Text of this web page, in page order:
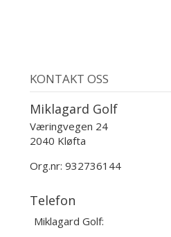
KONTAKT OSS
Miklagard Golf
Væringvegen 24
2040 Kløfta
Org.nr: 932736144
Telefon
Miklagard Golf: